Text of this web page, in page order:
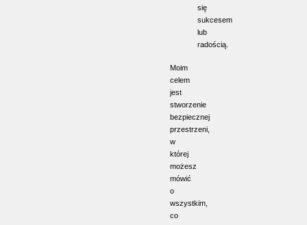
się
sukcesem
lub
radością.
Moim
celem
jest
stworzenie
bezpiecznej
przestrzeni,
w
której
możesz
mówić
o
wszystkim,
co